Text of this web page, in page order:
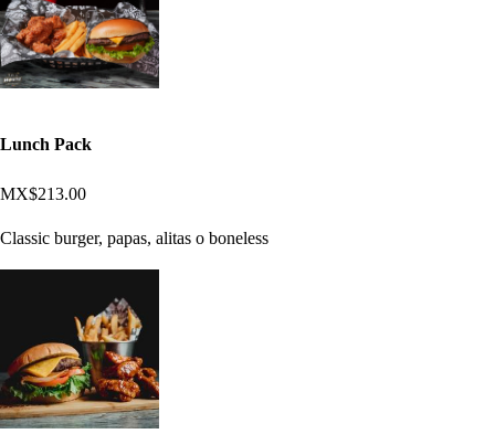
Lunch Pack
MX$213.00
Classic burger, papas, alitas o boneless